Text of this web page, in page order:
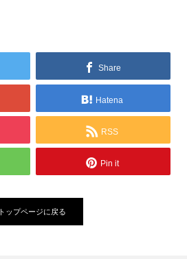
Share
Hatena
RSS
Pin it
トップページに戻る